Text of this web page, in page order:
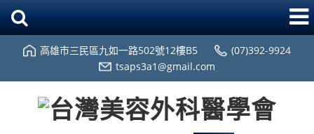
高雄市三民區九如一路502號12樓B5
(07)392-9924
tsaps3a1@gmail.com